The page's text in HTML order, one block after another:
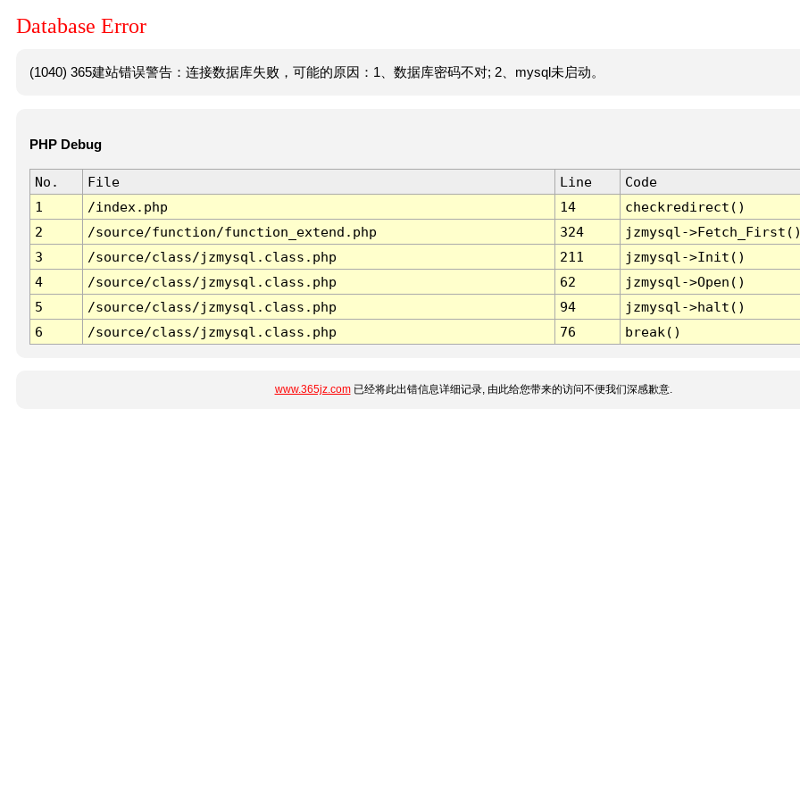
Database Error
(1040) 365建站错误警告：连接数据库失败，可能的原因：1、数据库密码不对; 2、mysql未启动。
PHP Debug
No. File Line
Code
1
/index.php 14
checkredirect()
2
/source/function/function_extend.php 324
jzmysql-
3
/source/class/jzmysql.class.php 211
jzmysql->Init()
4
/source/class/jzmysql.class.php 62
jzmysql->Open()
5
/source/class/jzmysql.class.php 94
jzmysql->halt()
6
/source/class/jzmysql.class.php 76 break()
www.365jz.com已经将此出错信息详细记录, 由此给您带来的访问不便我们深感歉意.